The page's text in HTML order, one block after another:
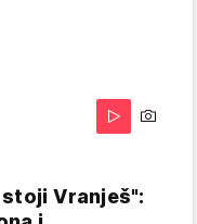
Vranješ":